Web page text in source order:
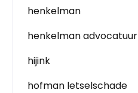
henkelman
henkelman advocatuur
hijink
hofman letselschade